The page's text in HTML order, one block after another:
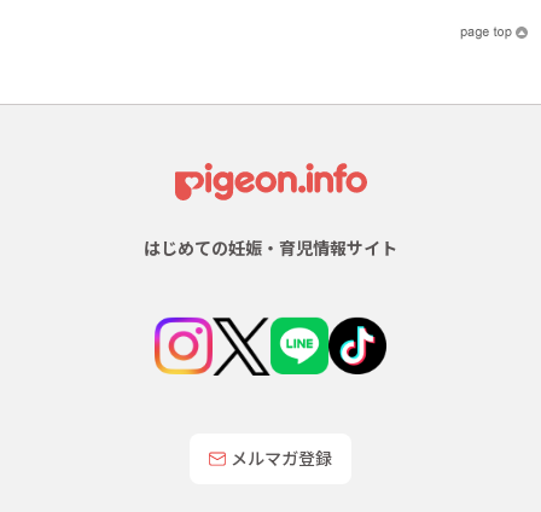
はじめての妊娠・育児情報サイト
メルマガ登録